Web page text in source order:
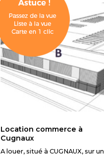
Location commerce à
Cugnaux
A louer, situé à CUGNAUX, sur un